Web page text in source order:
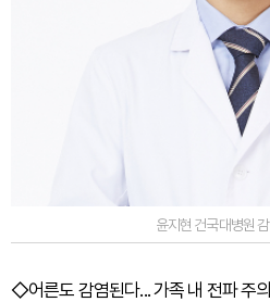
윤지현 건국대병원
◇어른도 감염된다... 가족 내 전파 주의